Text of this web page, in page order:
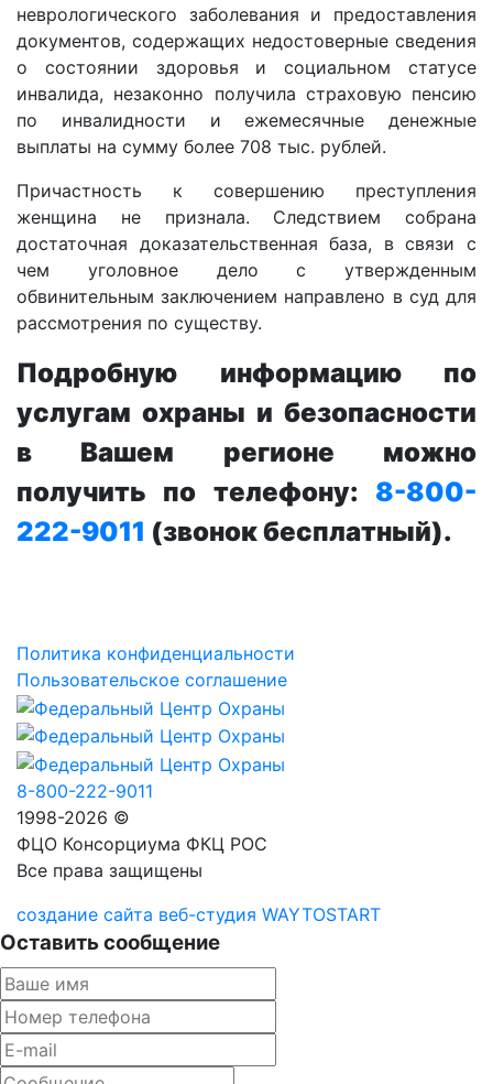
неврологического заболевания и предоставления
документов, содержащих недостоверные сведения
о состоянии здоровья и социальном статусе
инвалида, незаконно получила страховую пенсию
по инвалидности и ежемесячные денежные
выплаты на сумму более 708 тыс. рублей.
Причастность к совершению преступления
женщина не признала. Следствием собрана
достаточная доказательственная база, в связи с
чем уголовное дело с утвержденным
обвинительным заключением направлено в суд для
рассмотрения по существу.
Подробную информацию по
услугам охраны и безопасности
в Вашем регионе можно
получить по телефону: 8-800-
222-9011 (звонок бесплатный).
Политика конфиденциальности
Пользовательское соглашение
8-800-222-9011
1998-2026 ©
ФЦО Консорциума ФКЦ РОС
Все права защищены
создание сайта веб-студия WAYTOSTART
Оставить сообщение